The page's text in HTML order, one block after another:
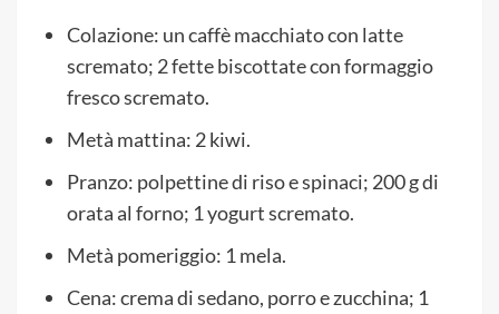
Colazione: un caffè macchiato con latte
scremato; 2 fette biscottate con formaggio
fresco scremato.
Metà mattina: 2 kiwi.
Pranzo: polpettine di riso e spinaci; 200 g di
orata al forno; 1 yogurt scremato.
Metà pomeriggio: 1 mela.
Cena: crema di sedano, porro e zucchina; 1